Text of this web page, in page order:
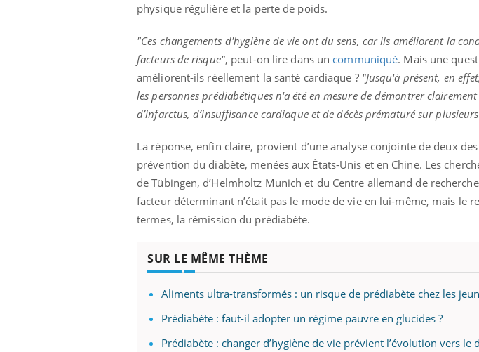
physique régulière et la perte de poids.
"Ces changements d'hygiène de vie ont du sens, car ils améliorent la
facteurs de risque", peut-on lire dans un communiqué. Mais une
améliorent-ils réellement la santé cardiaque ? "Jusqu'à présent, en
les personnes prédiabétiques n'a été en mesure de démontrer
d’infarctus, d’insuffisance cardiaque et de décès prématuré sur
La réponse, enfin claire, provient d’une analyse conjointe de deux
prévention du diabète, menées aux États-Unis et en Chine. Les
de Tübingen, d’Helmholtz Munich et du Centre allemand de
facteur déterminant n’était pas le mode de vie en lui-même, mais le
termes, la rémission du prédiabète.
SUR LE MÊME THÈME
Aliments ultra-transformés : un risque de prédiabète chez les
Prédiabète : faut-il adopter un régime pauvre en glucides ?
Prédiabète : changer d’hygiène de vie prévient l’évolution vers le